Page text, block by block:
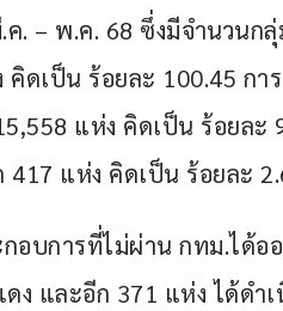
ค. – พ.ค. 68 ซึ่งมีจำนวน
คิดเป็น ร้อยละ 100.45 ก
แห่ง คิดเป็น ร้อยล
417 แห่ง คิดเป็น ร้อยละ
อบการที่ไม่ผ่าน กทม.ได้อ
และอีก 371 แห่ง ได้ดำ